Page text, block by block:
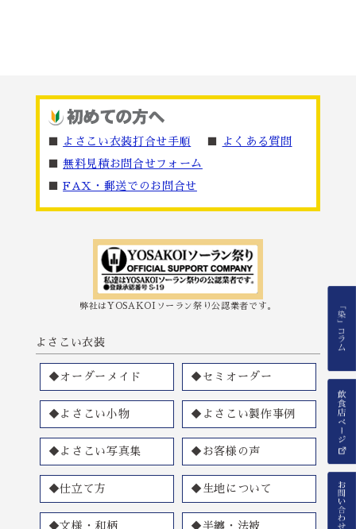
■ よさこい衣装打合せ手順 ■
よくある質問
■無料見積お問合せフォーム
■FAX・郵送でのお問合せ
弊社はYOSAKOIソーラン祭り公認業者です。
よさこい衣装
◆オーダーメイド ◆セミオーダー
◆よさこい小物 ◆よさこい製作事例
◆よさこい写真集 ◆お客様の声
◆仕立て方 ◆生地について
◆文様・和柄 ◆半纏・法被